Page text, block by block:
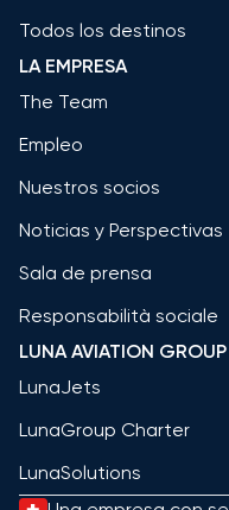
Todos los destinos
LA EMPRESA
The Team
Empleo
Nuestros socios
Noticias y Perspectivas
Sala de prensa
Responsabilità sociale
LUNA AVIATION GROUP
LunaJets
LunaGroup Charter
LunaSolutions